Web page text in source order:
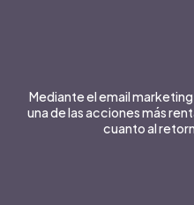
Mediante el email
una de las acciones más
cuanto al